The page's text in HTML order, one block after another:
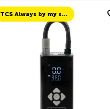
TCS Always by my side